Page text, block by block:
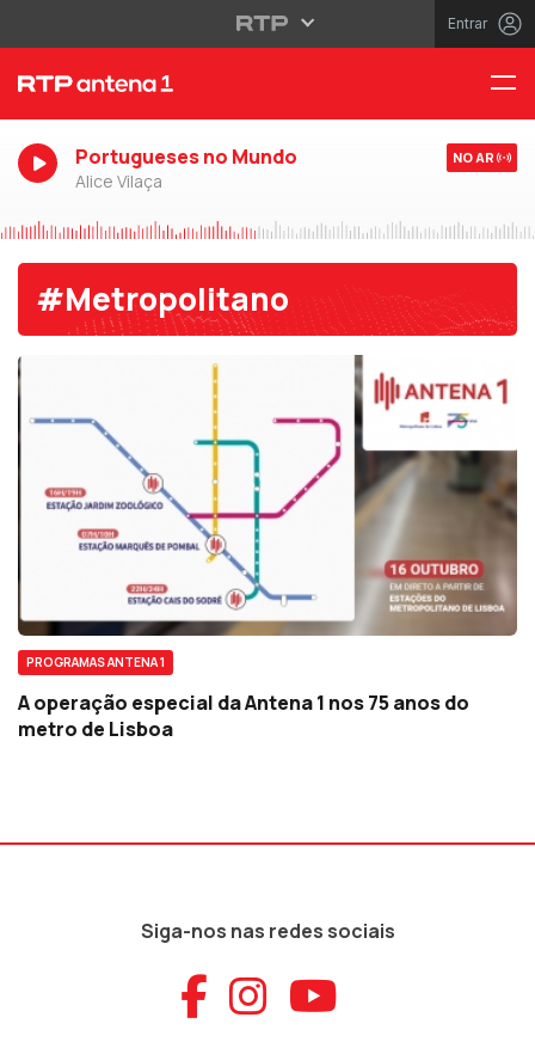
Entrar
Portugueses no Mundo
Alice Vilaça
NO AR
#Metropolitano
PROGRAMAS ANTENA 1
A operação especial da Antena 1 nos 75 anos do
metro de Lisboa
Siga-nos nas redes sociais
Aceder ao
Aceder ao
Aceder